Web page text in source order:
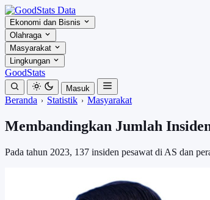
Ekonomi dan Bisnis
Olahraga
Masyarakat
Lingkungan
GoodStats
Masuk
Beranda Statistik Masyarakat
Membandingkan Jumlah
Pada tahun 2023, 137 insiden pesawat di AS dan